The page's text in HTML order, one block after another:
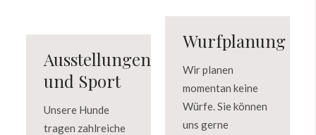
Ausstellungen
und Sport
Unsere Hunde
tragen zahlreiche
Wurfplanung
Wir planen
momentan keine
Würfe. Sie können
uns gerne